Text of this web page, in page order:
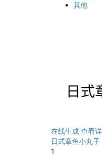
其他
在线生成 查看
日式章鱼小丸子
1